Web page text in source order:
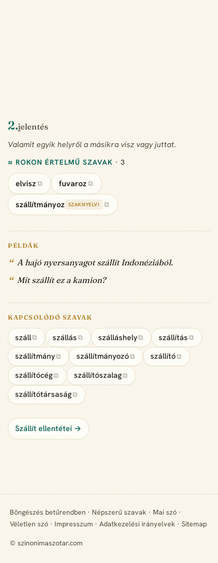
2.jelentés
Valamit egyik helyről a másikra visz vagy juttat.
≈ ROKON ÉRTELMŰ SZAVAK · 3
elvisz ⧉ fuvaroz ⧉
szállítmányoz SZAKNYELVI ⧉
PÉLDÁK
A hajó nyersanyagot szállít Indonéziából.
Mit szállít ez a kamion?
KAPCSOLÓDÓ SZAVAK
száll⧉ szállás ⧉ szálláshely⧉ szállítás ⧉
szállítmány⧉ szállítmányozó⧉ szállító⧉
szállítócég⧉ szállítószalag⧉
szállítótársaság⧉
Szállít ellentétei →
Böngészés betűrendben · Népszerű szavak · Mai szó ·
Véletlen szó · Impresszum · Adatkezelési irányelvek · Sitemap
© szinonimaszotar.com